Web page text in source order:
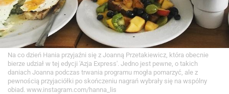
Na co dzień Hania przyjaźni się z Joanną Przetakiewicz, która obecnie
bierze udział w tej edycji 'Azja Express'. Jedno jest pewne, o takich
daniach Joanna podczas trwania programu mogła pomarzyć, ale z
pewnością przyjaciółki po skończeniu nagrań wybrały się na wspólny
obiad. www.instagram.com/hanna_lis